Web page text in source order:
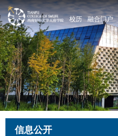
校历 融合门户
信息公开